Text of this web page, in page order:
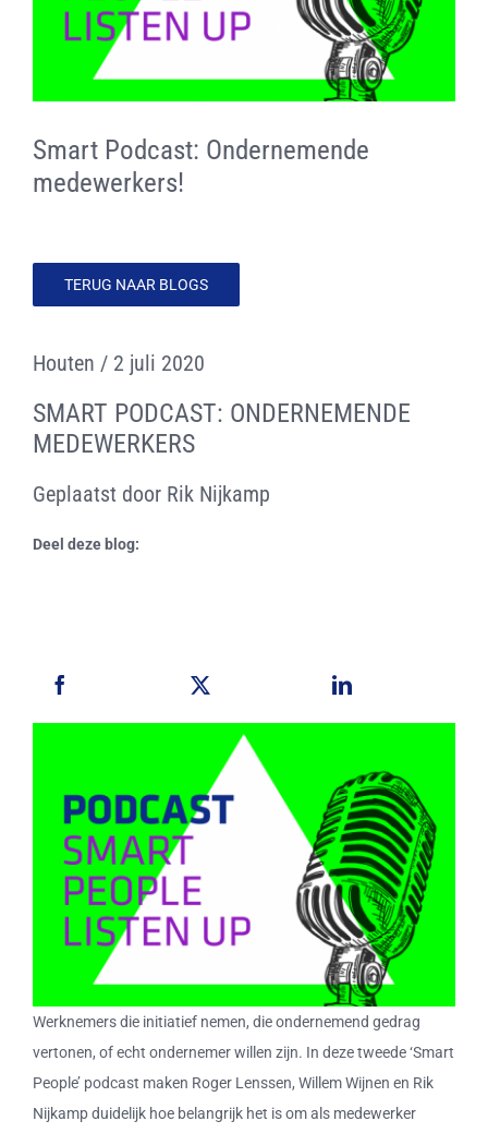
CONTACT
LOGIN SiCS
Cookiebeleid (EU)
Smart Podcast: Ondernemende
medewerkers!
TERUG NAAR BLOGS
Houten / 2 juli 2020
SMART PODCAST: ONDERNEMENDE
MEDEWERKERS
Geplaatst door Rik Nijkamp
Deel deze blog:
Werknemers die initiatief nemen, die ondernemend gedrag
vertonen, of echt ondernemer willen zijn. In deze tweede ‘Smart
People’ podcast maken Roger Lenssen, Willem Wijnen en Rik
Nijkamp duidelijk hoe belangrijk het is om als medewerker